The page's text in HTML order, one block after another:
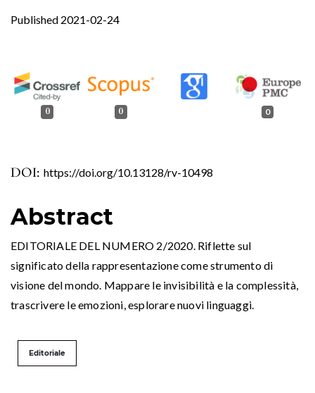
DOI: https://doi.org/10.13128/rv-10498
Published 2021-02-24
0 0 0
Abstract
EDITORIALE DEL NUMERO 2/2020. Riflette sul
significato della rappresentazione come strumento di
visione del mondo. Mappare le invisibilità e la complessità,
trascrivere le emozioni, esplorare nuovi linguaggi.
Editoriale